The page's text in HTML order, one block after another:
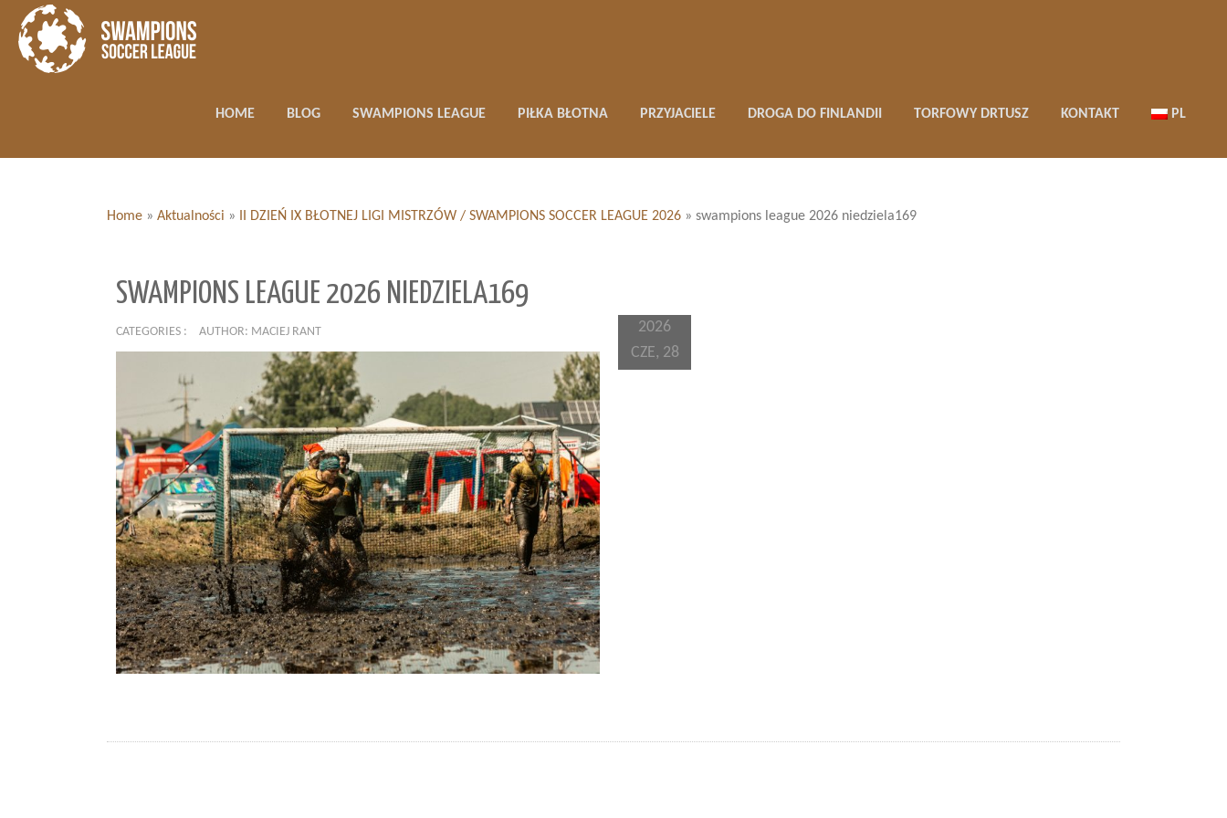
HOME BLOG SWAMPIONS LEAGUE PIŁKA BŁOTNA PRZYJACIELE DROGA DO FINLANDII TORFOWY DRTUSZ KONTAKT PL
Home » Aktualności » II DZIEŃ IX BŁOTNEJ LIGI MISTRZÓW / SWAMPIONS SOCCER LEAGUE 2026 » swampions league 2026 niedziela169
SWAMPIONS LEAGUE 2026 NIEDZIELA169
CATEGORIES : AUTHOR: MACIEJ RANT
2026
CZE, 28